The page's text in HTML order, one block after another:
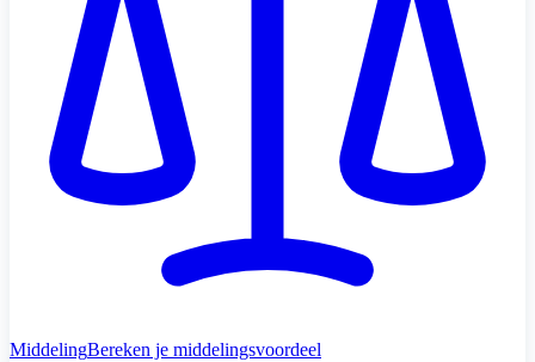
MiddelingBereken je middelingsvoordeel